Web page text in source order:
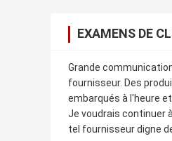
EXAMENS DE
Grande
fournisseur. Des
embarqués à l'heure
Je voudrais continuer
tel fournisseur digne